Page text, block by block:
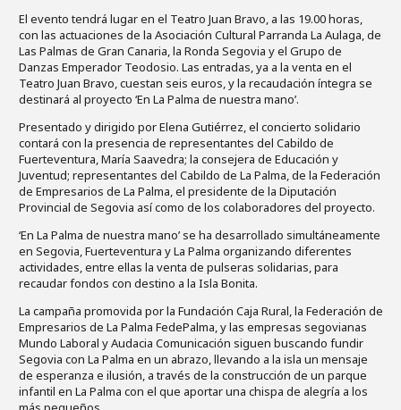
El evento tendrá lugar en el Teatro Juan Bravo, a las 19.00 horas,
con las actuaciones de la Asociación Cultural Parranda La Aulaga, de
Las Palmas de Gran Canaria, la Ronda Segovia y el Grupo de
Danzas Emperador Teodosio. Las entradas, ya a la venta en el
Teatro Juan Bravo, cuestan seis euros, y la recaudación íntegra se
destinará al proyecto ‘En La Palma de nuestra mano’.
Presentado y dirigido por Elena Gutiérrez, el concierto solidario
contará con la presencia de representantes del Cabildo de
Fuerteventura, María Saavedra; la consejera de Educación y
Juventud; representantes del Cabildo de La Palma, de la Federación
de Empresarios de La Palma, el presidente de la Diputación
Provincial de Segovia así como de los colaboradores del proyecto.
‘En La Palma de nuestra mano’ se ha desarrollado simultáneamente
en Segovia, Fuerteventura y La Palma organizando diferentes
actividades, entre ellas la venta de pulseras solidarias, para
recaudar fondos con destino a la Isla Bonita.
La campaña promovida por la Fundación Caja Rural, la Federación de
Empresarios de La Palma FedePalma, y las empresas segovianas
Mundo Laboral y Audacia Comunicación siguen buscando fundir
Segovia con La Palma en un abrazo, llevando a la isla un mensaje
de esperanza e ilusión, a través de la construcción de un parque
infantil en La Palma con el que aportar una chispa de alegría a los